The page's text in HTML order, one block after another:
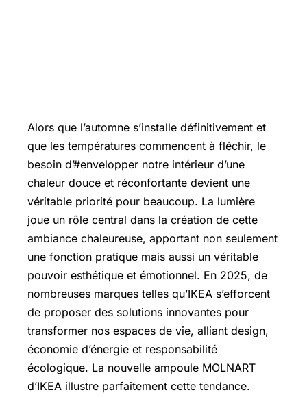
Alors que l’automne s’installe définitivement et
que les températures commencent à fléchir, le
besoin d’#envelopper notre intérieur d’une
chaleur douce et réconfortante devient une
véritable priorité pour beaucoup. La lumière
joue un rôle central dans la création de cette
ambiance chaleureuse, apportant non seulement
une fonction pratique mais aussi un véritable
pouvoir esthétique et émotionnel. En 2025, de
nombreuses marques telles qu’IKEA s’efforcent
de proposer des solutions innovantes pour
transformer nos espaces de vie, alliant design,
économie d’énergie et responsabilité
écologique. La nouvelle ampoule MOLNART
d’IKEA illustre parfaitement cette tendance.